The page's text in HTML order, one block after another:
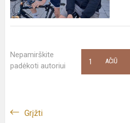
Nepamirškite
padėkoti autoriui
AČIŪ
1
Grįžti